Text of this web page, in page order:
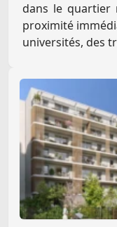
dans le quartier
proximité
universités, des